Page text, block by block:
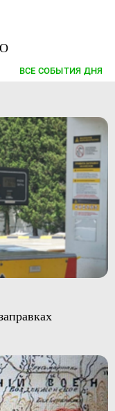
ВСЕ СОБЫТИЯ ДНЯ